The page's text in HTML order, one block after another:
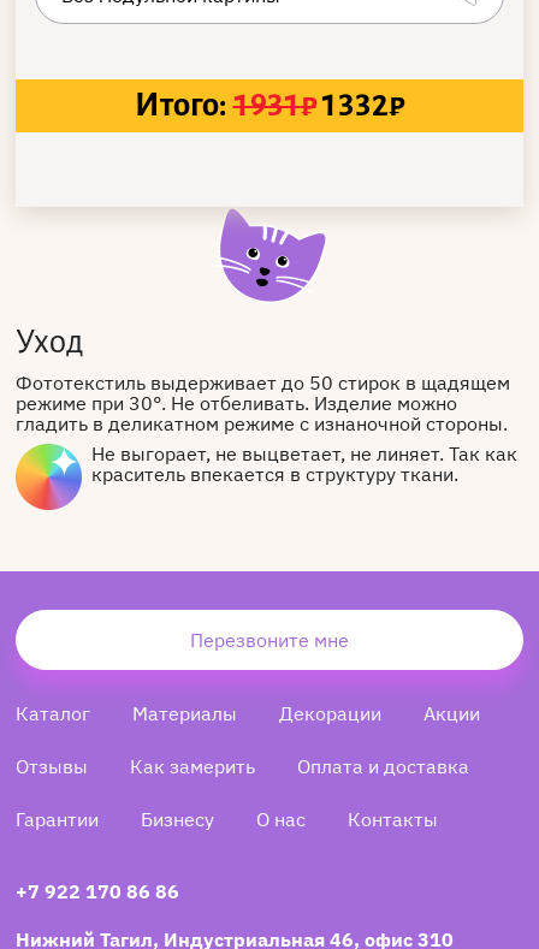
Итого: 1931₽1332₽
Уход
Фототекстиль выдерживает до 50 стирок в щадящем
режиме при 30°. Не отбеливать. Изделие можно
гладить в деликатном режиме с изнаночной стороны.
Не выгорает, не выцветает, не линяет. Так как
краситель впекается в структуру ткани.
Перезвоните мне
Каталог Материалы Декорации Акции
Отзывы Как замерить Оплата и доставка
Гарантии Бизнесу О нас Контакты
+7 922 170 86 86
Нижний Тагил, Индустриальная 46, офис 310